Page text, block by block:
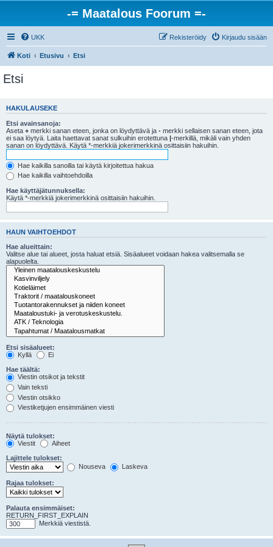
-= Maatalous Foorum =-
UKK Kirjaudu sisään
Rekisteröidy
Koti Etusivu Etsi
Etsi
HAKULAUSEKE
Etsi avainsanoja:
Aseta + merkki sanan eteen, jonka on löydyttävä ja - merkki sellaisen sanan eteen, jota
ei saa löytyä. Laita haettavat sanat sulkuihin erotettuna |-merkillä, mikäli vain yhden
sanan on löydyttävä. Käytä *-merkkiä jokerimerkkinä osittaisiin hakuihin.
Hae kaikilla sanoilla tai käytä kirjoitettua hakua
Hae kaikilla vaihtoehdoilla
Hae käyttäjätunnuksella:
Käytä *-merkkiä jokerimerkkinä osittaisiin hakuihin.
HAUN VAIHTOEHDOT
Hae alueittain:
Valitse alue tai alueet, josta haluat etsiä. Sisäalueet voidaan hakea valitsemalla se
alapuolelta.
Etsi sisäalueet:
Kyllä
Ei
Hae täältä:
Viestin otsikot ja tekstit
Vain teksti
Viestin otsikko
Viestiketjujen ensimmäinen viesti
Näytä tulokset:
Viestit
Aiheet
Lajittele tulokset:
Nouseva
Laskeva
Rajaa tulokset:
Palauta ensimmäiset:
RETURN_FIRST_EXPLAIN
Merkkiä viestistä.